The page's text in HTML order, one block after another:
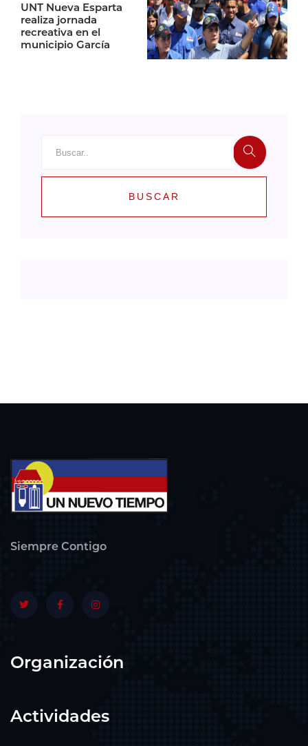
UNT Nueva Esparta
realiza jornada
recreativa en el
municipio García
BUSCAR
Siempre Contigo
Organización
Actividades